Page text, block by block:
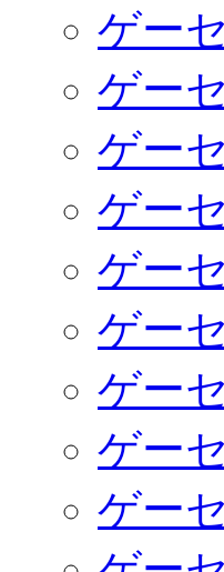
ゲー
ゲー
ゲー
ゲー
ゲー
ゲー
ゲー
ゲー
ゲー